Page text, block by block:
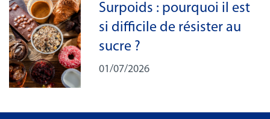
Surpoids : pourquoi il est
si difficile de résister au
sucre ?
01/07/2026